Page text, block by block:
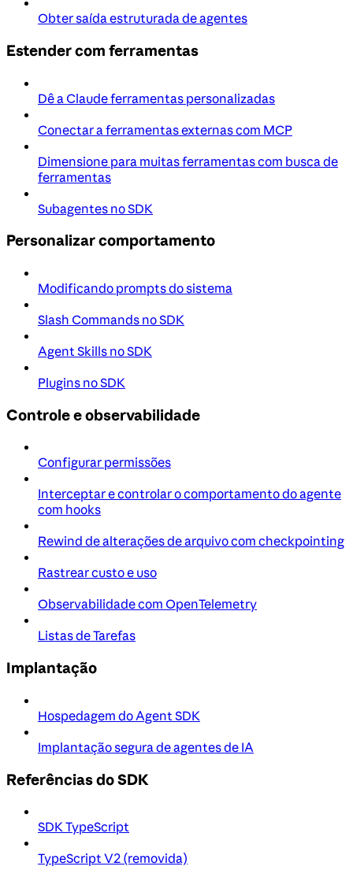
Obter saída estruturada de agentes
Estender com ferramentas
Dê a Claude ferramentas personalizadas
Conectar a ferramentas externas com MCP
Dimensione para muitas ferramentas com busca de
ferramentas
Subagentes no SDK
Personalizar comportamento
Modificando prompts do sistema
Slash Commands no SDK
Agent Skills no SDK
Plugins no SDK
Controle e observabilidade
Configurar permissões
Interceptar e controlar o comportamento do agente
com hooks
Rewind de alterações de arquivo com checkpointing
Rastrear custo e uso
Observabilidade com OpenTelemetry
Listas de Tarefas
Implantação
Hospedagem do Agent SDK
Implantação segura de agentes de IA
Referências do SDK
SDK TypeScript
TypeScript V2 (removida)